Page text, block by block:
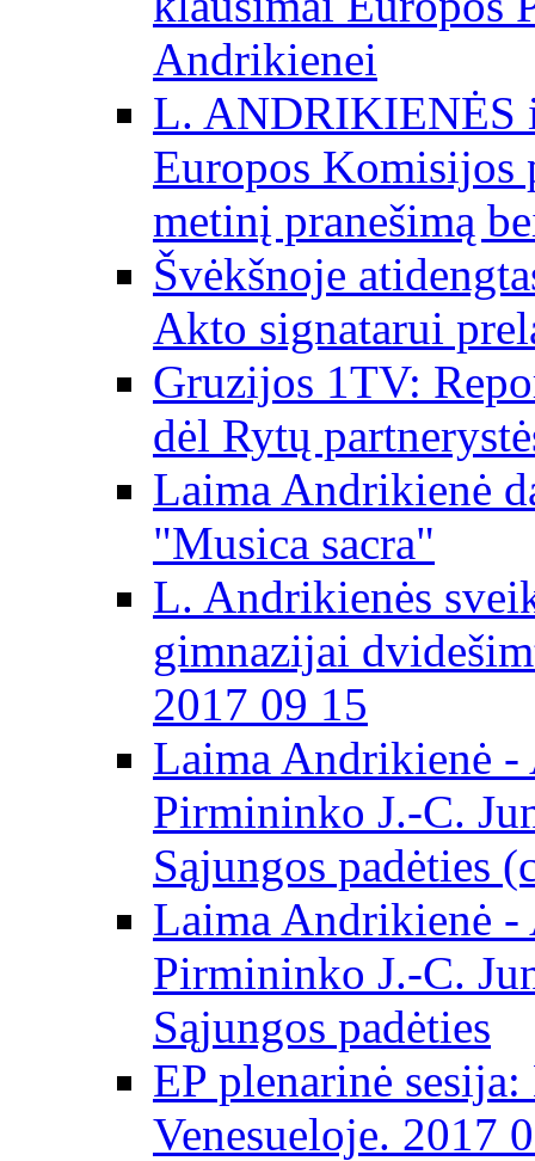
Andrikienei
L. ANDRIKIENĖS
Europos Komisijos
metinį pranešimą
Švėkšnoje
Akto signatarui
Gruzijos 1TV:
dėl Rytų
Laima Andrikienė
"Musica sacra"
L. Andrikienės
gimnazijai
2017 09 15
Laima Andrikienė
Pirmininko J.-C.
Sąjungos padėties
Laima Andrikienė
Pirmininko J.-C.
Sąjungos padėties
EP plenarinė
Venesueloje. 2017